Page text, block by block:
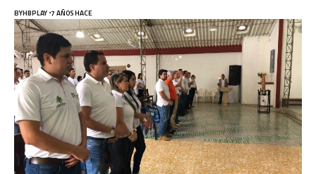
BYHBPLAY 7 AÑOS HACE